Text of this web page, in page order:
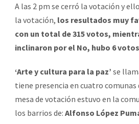
A las 2 pm se cerró la votación y
la votación, los resultados muy
con un total de 315 votos,
inclinaron por el No, hubo 6
‘Arte y cultura para la paz’ se
tiene presencia en cuatro comunas
mesa de votación estuvo en la
los barrios de: Alfonso López